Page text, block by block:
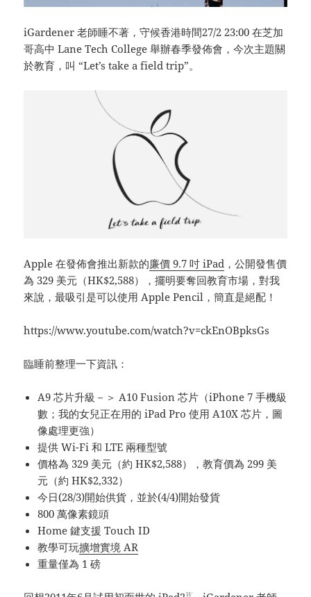
iGardener 老師睡不著，守候香港時間27/2 23:00 在芝加
哥高中 Lane Tech College 舉辦春季發佈會，今次主題關
於教育，叫 “Let’s take a field trip”。
Apple 在發佈會推出新款的廉價 9.7 吋 iPad ，公開發售價
為 329 美元（HK$2,588），擺明要奪回教育市場，對我
來說，最吸引是可以使用 Apple Pencil，簡直是絕配！
https://www.youtube.com/watch?v=ckEnOBpksGs
臨睡前整理一下資訊：
A9 芯片升級－＞ A10 Fusion 芯片（iPhone 7 手機級
數；我的女兒正在用的 iPad Pro 使用 A10X 芯片，圖
像處理更強）
提供 Wi-Fi 和 LTE 兩種型號
價格為 329 美元（約 HK$2,588），教育價為 299 美
元（約 HK$2,332）
今日(28/3)開始供貨，並於(4/4)開始發貨
800 萬像素鏡頭
Home 鍵支援 Touch ID
教學可玩擴增實境 AR
重量僅為 1 磅
W